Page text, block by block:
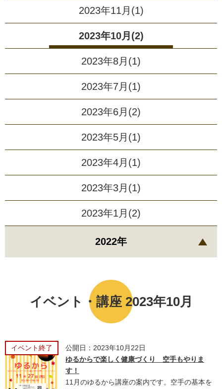
イベント・講座 2023年10月
イベント終了
公開日：2023年10月22日
ゆるからで楽しく健康づくり 空手もやりま
す！
11月のゆるから講座の案内です。空手の基本を
2023年11月(1)
2023年10月(2)
2023年8月(1)
2023年7月(1)
2023年6月(2)
2023年5月(1)
2023年4月(1)
2023年3月(1)
2023年1月(2)
2022年